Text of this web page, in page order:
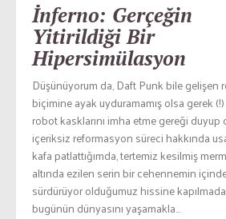
İnferno: Gerçeğin
Yitirildiği Bir
Hipersimülasyon
Düşünüyorum da, Daft Punk bile gelişen
biçimine ayak uyduramamış olsa gerek
robot kasklarını imha etme gereği duyup
içeriksiz reformasyon süreci hakkında
kafa patlattığımda, tertemiz kesilmiş
altında ezilen serin bir cehennemin içinde
sürdürüyor olduğumuz hissine
bugünün dünyasını yaşamakla...